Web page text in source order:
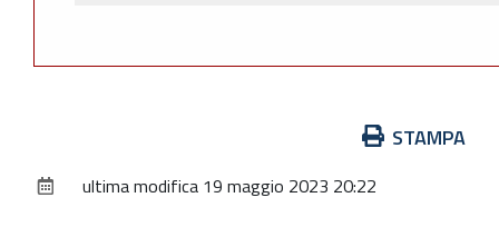
documento
STAMPA
ultima modifica 19 maggio 2023 20:22